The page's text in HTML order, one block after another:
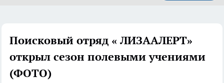
Поисковый отряд « ЛИЗААЛЕРТ»
открыл сезон полевыми учениями
(ФОТО)